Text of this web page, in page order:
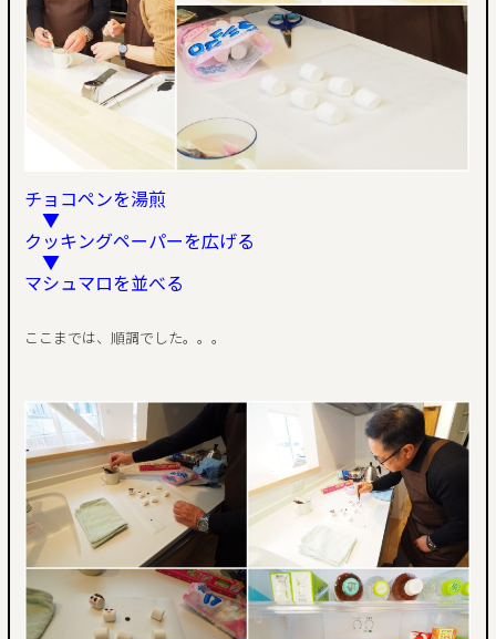
チョコペンを湯煎
▼
クッキングペーパーを広げる
▼
マシュマロを並べる
ここまでは、順調でした。。。